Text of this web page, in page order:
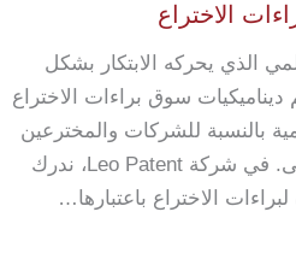
الاختراع
الذي يحركه الابتكار بشكل
ديناميكيات سوق براءات الاختراع
بالنسبة للشركات والمخترعين
من أي وقت مضى. في شركة Leo Patent، ندرك
لبراءات الاختراع باعتبارها…